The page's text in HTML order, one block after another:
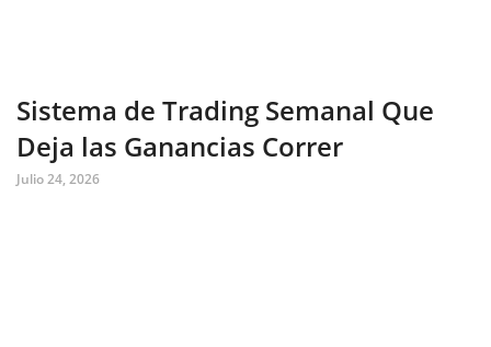
Sistema de Trading Semanal Que
Deja las Ganancias Correr
Julio 24, 2026